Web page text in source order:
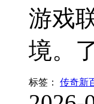
游戏
境。
标签： 传奇新